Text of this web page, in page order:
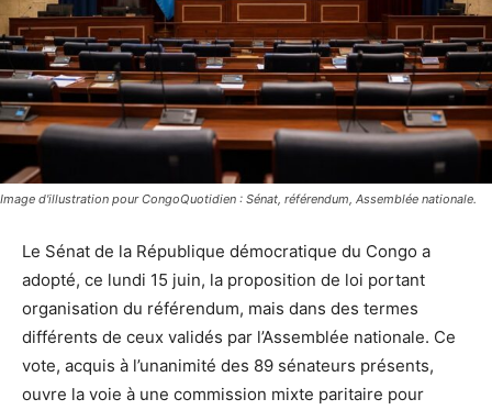
Image d'illustration pour CongoQuotidien : Sénat, référendum, Assemblée nationale.
Le Sénat de la République démocratique du Congo a
adopté, ce lundi 15 juin, la proposition de loi portant
organisation du référendum, mais dans des termes
différents de ceux validés par l’Assemblée nationale. Ce
vote, acquis à l’unanimité des 89 sénateurs présents,
ouvre la voie à une commission mixte paritaire pour